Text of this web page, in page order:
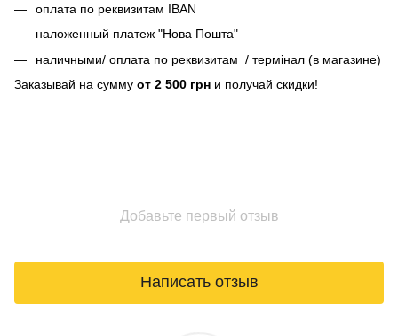
оплата по реквизитам IBAN
наложенный платеж "Нова Пошта"
наличными/ оплата по реквизитам / термінал (в магазине)
Заказывай на сумму от 2 500 грн и получай скидки!
Добавьте первый отзыв
Написать отзыв